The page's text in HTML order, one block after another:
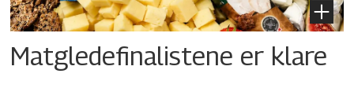
Matgledefinalistene er klare